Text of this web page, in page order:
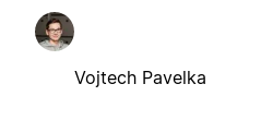
Vojtech Pavelka